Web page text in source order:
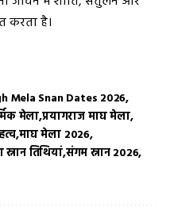
करता है।
Mela Snan Dates 2026
मेलाप्रयागराज माघ मेला
माघ मेला 2026
तिथियांसंगम स्नान 2026